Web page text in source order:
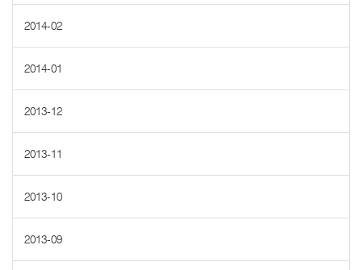
2014-02
2014-01
2013-12
2013-11
2013-10
2013-09